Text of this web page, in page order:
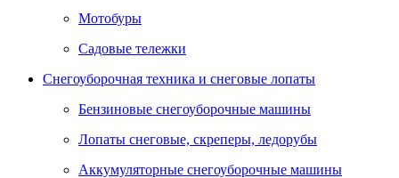
Мотобуры
Садовые тележки
Снегоуборочная техника и снеговые лопаты
Бензиновые снегоуборочные машины
Лопаты снеговые, скреперы, ледорубы
Аккумуляторные снегоуборочные машины